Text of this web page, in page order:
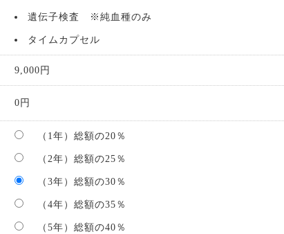
遺伝子検査 ※純血種のみ
タイムカプセル
9,000 円
0 円
（1年）総額の20％
（2年）総額の25％
（3年）総額の30％
（4年）総額の35％
（5年）総額の40％